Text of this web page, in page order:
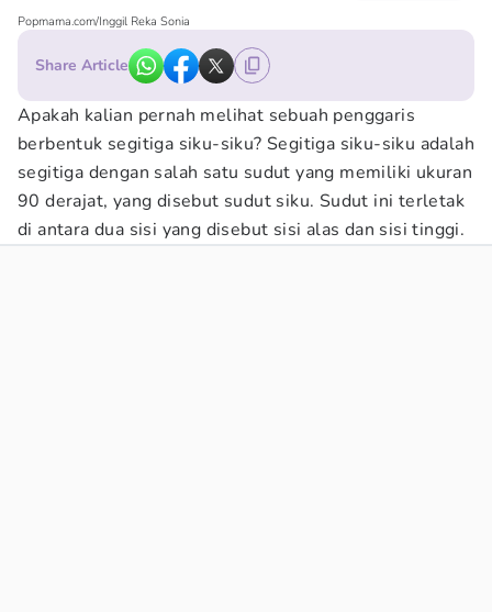
Popmama.com/Inggil Reka Sonia
Share Article
Apakah kalian pernah melihat sebuah penggaris
berbentuk segitiga siku-siku? Segitiga siku-siku adalah
segitiga dengan salah satu sudut yang memiliki ukuran
90 derajat, yang disebut sudut siku. Sudut ini terletak
di antara dua sisi yang disebut sisi alas dan sisi tinggi.